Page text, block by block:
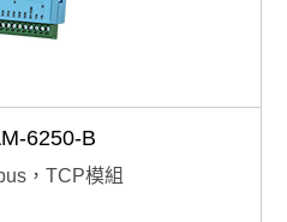
6250-B
，TCP模組